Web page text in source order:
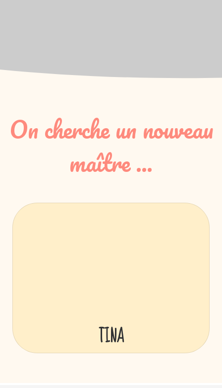
On cherche un nouveau
maître ...
TINA